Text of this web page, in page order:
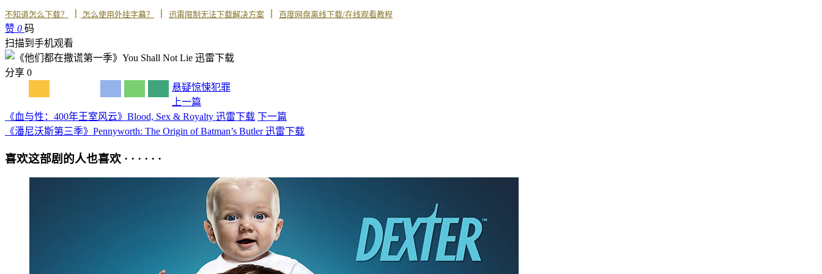
不知道怎么下载？ 怎么使用外挂字幕？ 迅雷限制无法下载解决方案 百度网盘离线下载/在线观看教程
赞 0 码
扫描到手机观看
分享 0
悬疑惊悚犯罪
上一篇
《血与性：400年王室风云》Blood, Sex & Royalty 迅雷下载 下一篇
《潘尼沃斯第三季》Pennyworth: The Origin of Batman’s Butler 迅雷下载
喜欢这部剧的人也喜欢 · · · · · ·